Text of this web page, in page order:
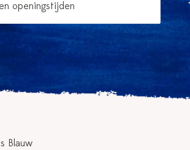
openingstijden
Blauw